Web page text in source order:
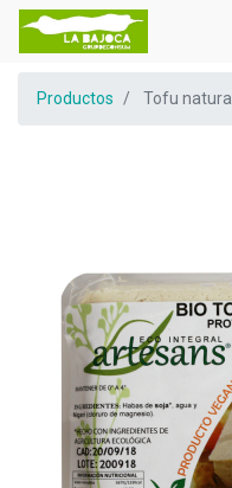
Productos Tofu natural